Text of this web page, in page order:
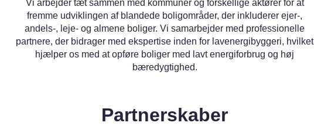
Vi arbejder tæt sammen med kommuner og forskellige aktører for at
fremme udviklingen af blandede boligområder, der inkluderer ejer-,
andels-, leje- og almene boliger. Vi samarbejder med professionelle
partnere, der bidrager med ekspertise inden for lavenergibyggeri, hvilket
hjælper os med at opføre boliger med lavt energiforbrug og høj
bæredygtighed.
Partnerskaber